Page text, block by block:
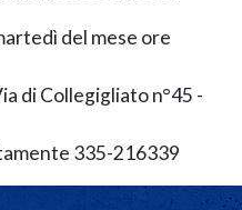
del mese ore
di Collegigliato n°45 -
335-216339